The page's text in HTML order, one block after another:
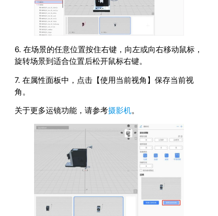
6. 在场景的任意位置按住右键，向左或向右移动鼠标，
旋转场景到适合位置后松开鼠标右键。
7. 在属性面板中，点击【使用当前视角】保存当前视
角。
关于更多运镜功能，请参考摄影机。